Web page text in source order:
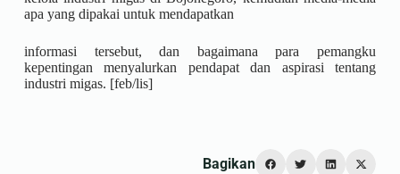
apa yang dipakai untuk mendapatkan
informasi tersebut, dan bagaimana para pemangku
kepentingan menyalurkan pendapat dan aspirasi tentang
industri migas. [feb/lis]
Bagikan